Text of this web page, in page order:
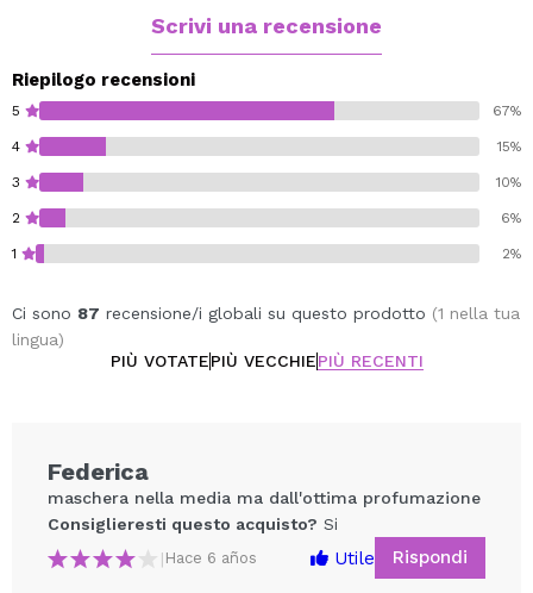
Scrivi una recensione
Riepilogo recensioni
5 67%
4 15%
3 10%
2 6%
1 2%
Ci sono 87 recensione/i globali su questo prodotto (1 nella tua
lingua)
PIÙ VOTATEPIÙ VECCHIEPIÙ RECENTI
Federica
maschera nella media ma dall'ottima profumazione
Consiglieresti questo acquisto? Si
| Hace 6 años Utile Rispondi